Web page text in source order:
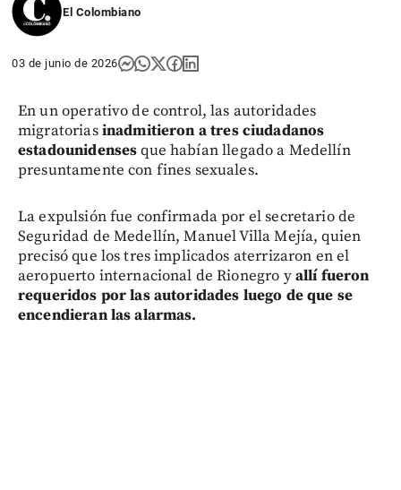
El Colombiano
03 de junio de 2026
En un operativo de control, las autoridades
migratoriasinadmitieron a tres ciudadanos
estadounidensesque habían llegado a Medellín
presuntamente con fines sexuales.
La expulsión fue confirmada por el secretario de
Seguridad de Medellín, Manuel Villa Mejía, quien
precisó que los tres implicados aterrizaron en el
aeropuerto internacional de Rionegro yallí fueron
requeridos por las autoridades luego de que se
encendieran las alarmas.